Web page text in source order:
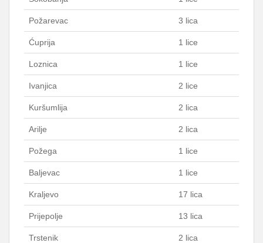
Požarevac 3 lica
Ćuprija 1 lice
Loznica 1 lice
Ivanjica 2 lice
Kuršumlija 2 lica
Arilje 2 lica
Požega 1 lice
Baljevac 1 lice
Kraljevo 17 lica
Prijepolje 13 lica
Trstenik 2 lica